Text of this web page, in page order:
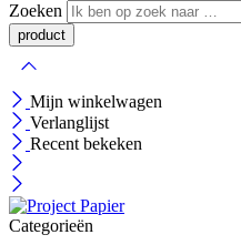
Zoeken
Mijn winkelwagen
Verlanglijst
Recent bekeken
Categorieën